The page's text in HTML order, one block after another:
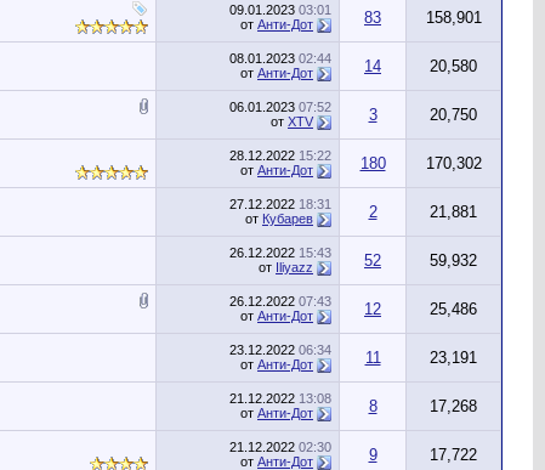
09.01.2023 03:01
от Анти-Дот 83 158,901
08.01.2023 02:44
от Анти-Дот 14 20,580
06.01.2023 07:52
от XTV 3 20,750
28.12.2022 15:22
от Анти-Дот 180 170,302
27.12.2022 18:31
от Кубарев 2 21,881
26.12.2022 15:43
от Iliyazz 52 59,932
26.12.2022 07:43
от Анти-Дот 12 25,486
23.12.2022 06:34
от Анти-Дот 11 23,191
21.12.2022 13:08
от Анти-Дот 8 17,268
21.12.2022 02:30
от Анти-Дот 9 17,722